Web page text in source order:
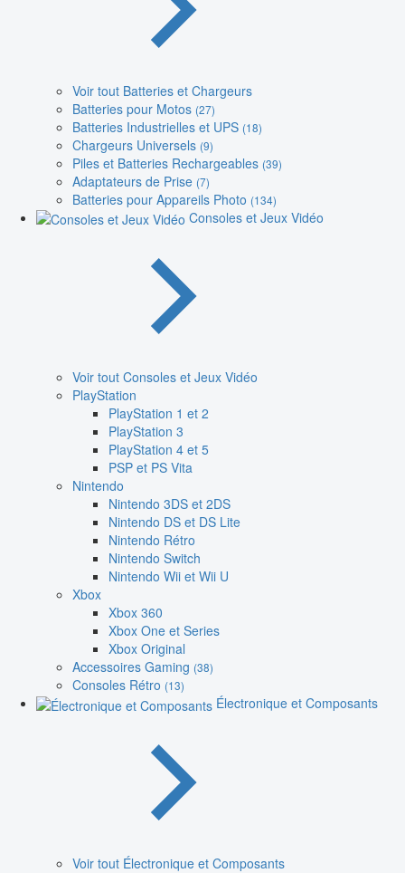
Voir tout Batteries et Chargeurs
Batteries pour Motos (27)
Batteries Industrielles et UPS (18)
Chargeurs Universels (9)
Piles et Batteries Rechargeables (39)
Adaptateurs de Prise (7)
Batteries pour Appareils Photo (134)
Consoles et Jeux Vidéo
Voir tout Consoles et Jeux Vidéo
PlayStation
PlayStation 1 et 2
PlayStation 3
PlayStation 4 et 5
PSP et PS Vita
Nintendo
Nintendo 3DS et 2DS
Nintendo DS et DS Lite
Nintendo Rétro
Nintendo Switch
Nintendo Wii et Wii U
Xbox
Xbox 360
Xbox One et Series
Xbox Original
Accessoires Gaming (38)
Consoles Rétro (13)
Électronique et Composants
Voir tout Électronique et Composants